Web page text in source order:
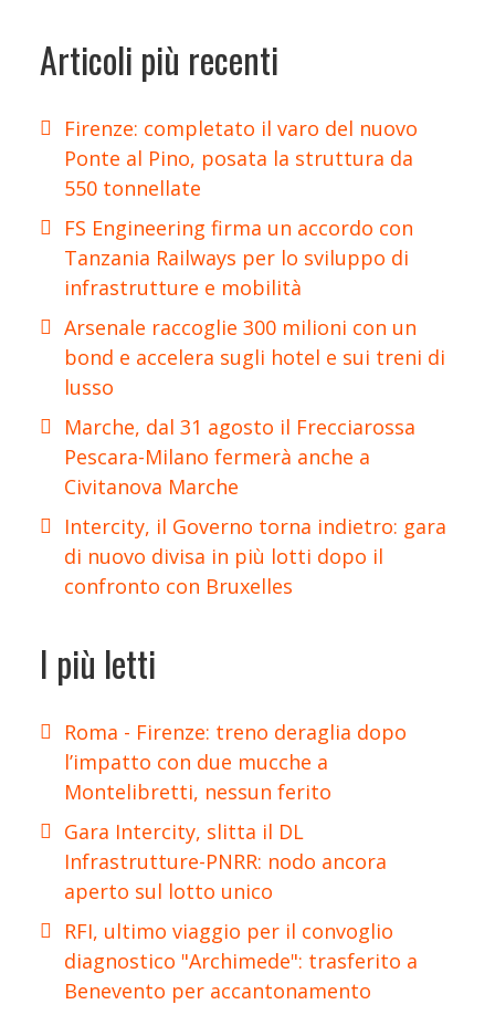
Articoli più recenti
Firenze: completato il varo del nuovo
Ponte al Pino, posata la struttura da
550 tonnellate
FS Engineering firma un accordo con
Tanzania Railways per lo sviluppo di
infrastrutture e mobilità
Arsenale raccoglie 300 milioni con un
bond e accelera sugli hotel e sui treni di
lusso
Marche, dal 31 agosto il Frecciarossa
Pescara-Milano fermerà anche a
Civitanova Marche
Intercity, il Governo torna indietro: gara
di nuovo divisa in più lotti dopo il
confronto con Bruxelles
I più letti
Roma - Firenze: treno deraglia dopo
l’impatto con due mucche a
Montelibretti, nessun ferito
Gara Intercity, slitta il DL
Infrastrutture-PNRR: nodo ancora
aperto sul lotto unico
RFI, ultimo viaggio per il convoglio
diagnostico "Archimede": trasferito a
Benevento per accantonamento